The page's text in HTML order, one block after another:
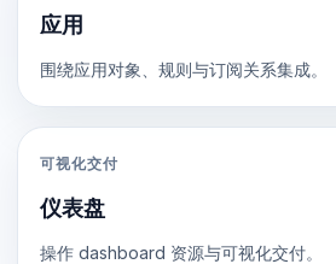
应用
围绕应用对象、规则与订阅关系集成。
可视化交付
仪表盘
操作 dashboard 资源与可视化交付。